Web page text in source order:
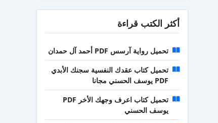
أكثر الكتب قراءة
تحميل رواية آرسس PDF أحمد آل حمدان
تحميل كتاب عقدك النفسية سجنك الأبدي
PDF يوسف الحسني مجانا
تحميل كتاب اعرف وجهك الأخر PDF
يوسف الحسني